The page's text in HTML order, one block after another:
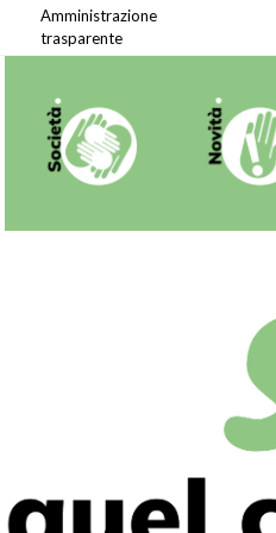
Amministrazione
trasparente